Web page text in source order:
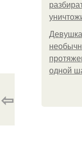
одной
⇦